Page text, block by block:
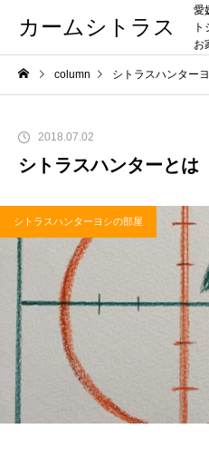
カームシトラス
愛
お
column シトラスハンター
2018.07.02
シトラスハンターとは
シトラスハンターヨシの部屋